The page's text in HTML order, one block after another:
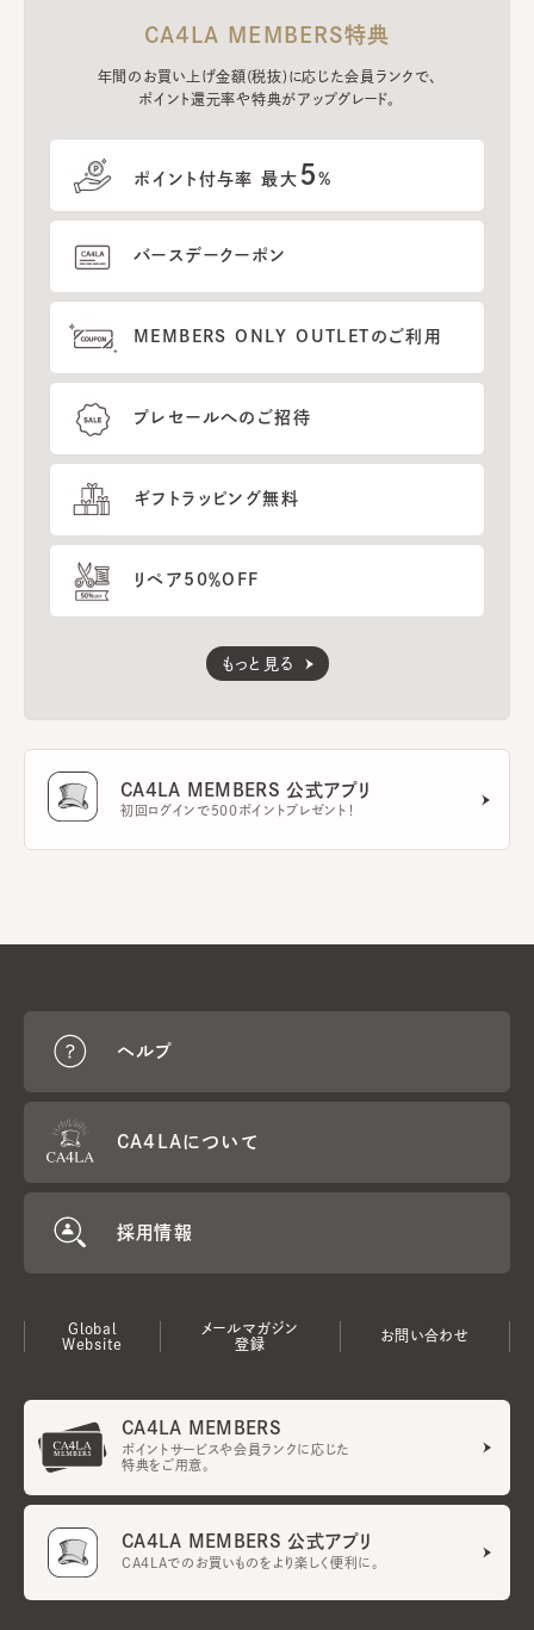
CA4LA MEMBERS特典
年間のお買い上げ金額(税抜)に応じた会員ランクで、
ポイント還元率や特典がアップグレード。
ポイント付与率 最大 5%
バースデークーポン
MEMBERS ONLY OUTLETのご利用
プレセールへのご招待
ギフトラッピング無料
リペア50％OFF
もっと見る
CA4LA MEMBERS 公式アプリ
初回ログインで500ポイントプレゼント！
ヘルプ
CA4LAについて
採用情報
Global
Website
メールマガジン
登録
お問い合わせ
CA4LA MEMBERS
ポイントサービスや会員ランクに応じた
特典をご用意。
CA4LA MEMBERS 公式アプリ
CA4LAでのお買いものをより楽しく便利に。